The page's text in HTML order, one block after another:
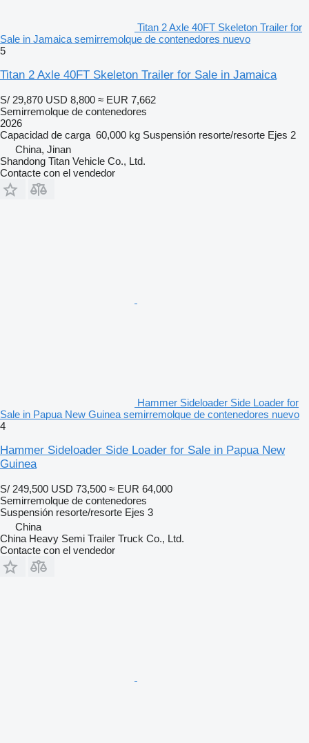
Titan 2 Axle 40FT Skeleton Trailer for
Sale in Jamaica semirremolque de contenedores nuevo
5
Titan 2 Axle 40FT Skeleton Trailer for Sale in Jamaica
S/ 29,870 USD 8,800 ≈ EUR 7,662
Semirremolque de contenedores
2026
Capacidad de carga 60,000 kg Suspensión resorte/resorte Ejes 2
China, Jinan
Shandong Titan Vehicle Co., Ltd.
Contacte con el vendedor
Hammer Sideloader Side Loader for
Sale in Papua New Guinea semirremolque de contenedores nuevo
4
Hammer Sideloader Side Loader for Sale in Papua New
Guinea
S/ 249,500 USD 73,500 ≈ EUR 64,000
Semirremolque de contenedores
Suspensión resorte/resorte Ejes 3
China
China Heavy Semi Trailer Truck Co., Ltd.
Contacte con el vendedor